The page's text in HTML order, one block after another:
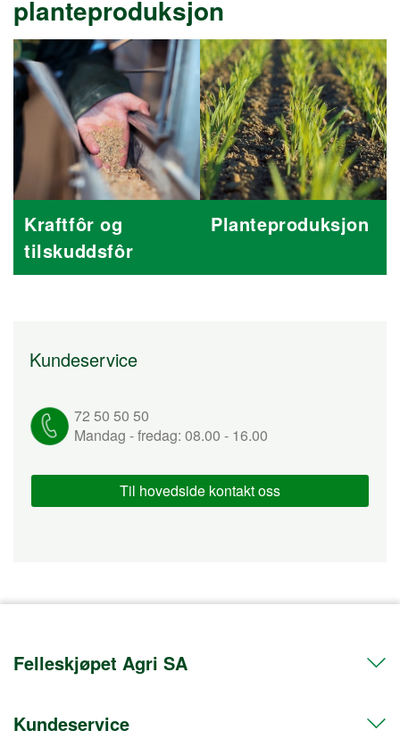
planteproduksjon
Kraftfôr og
tilskuddsfôr
Planteproduksjon
Kundeservice
72 50 50 50
Mandag - fredag: 08.00 - 16.00
Til hovedside kontakt oss
Felleskjøpet Agri SA
Telefon 72 50 50 50
Kundeservice